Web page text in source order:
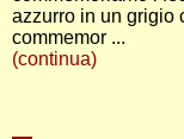
azzurro in un grigio
commemor ...
(continua)